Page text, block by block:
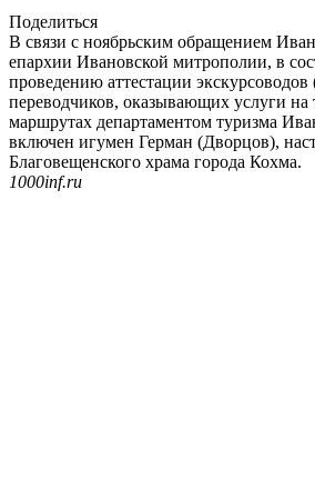
Поделиться
В связи с ноябрьским обращением
епархии Ивановской митрополии, в
проведению аттестации
переводчиков, оказывающих услуги на
маршрутах департаментом туризма
включен игумен Герман (Дворцов),
Благовещенского храма города Кохма.
1000inf.ru